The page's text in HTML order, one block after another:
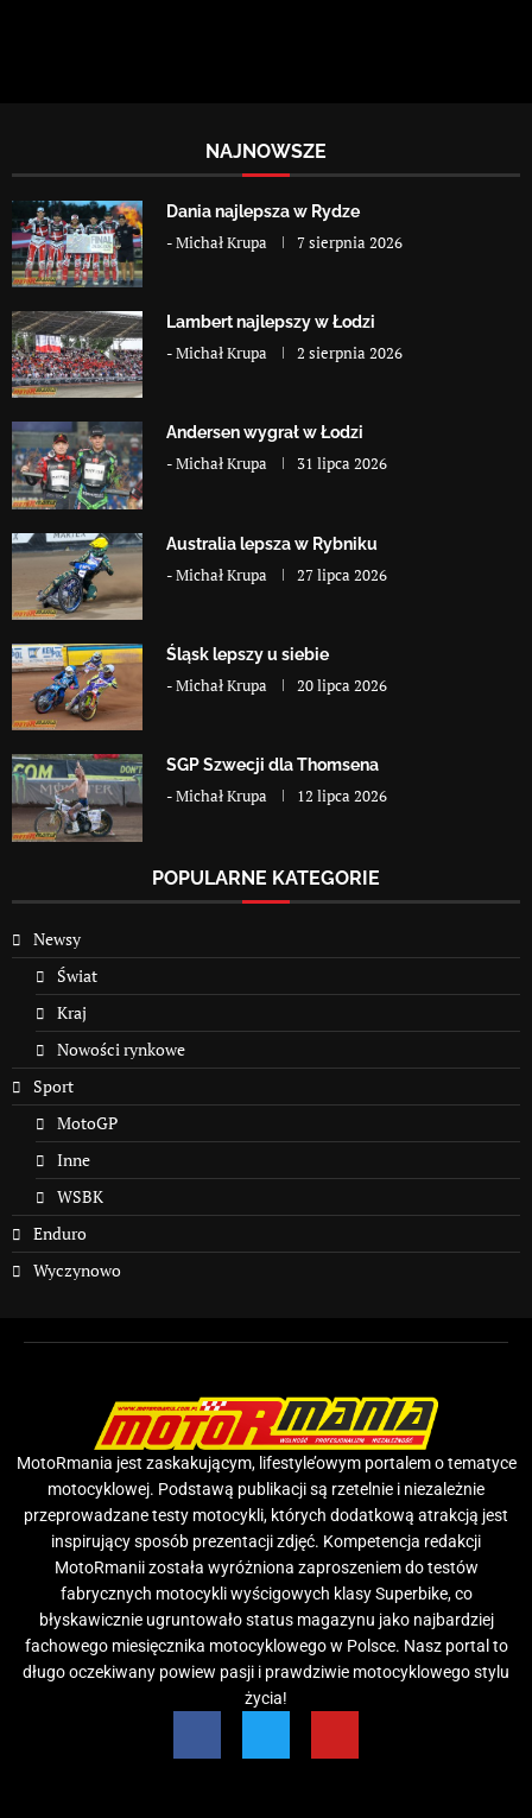
NAJNOWSZE
Dania najlepsza w Rydze
-Michał Krupa 7 sierpnia 2026
Lambert najlepszy w Łodzi
-Michał Krupa 2 sierpnia 2026
Andersen wygrał w Łodzi
-Michał Krupa 31 lipca 2026
Australia lepsza w Rybniku
-Michał Krupa 27 lipca 2026
Śląsk lepszy u siebie
-Michał Krupa 20 lipca 2026
SGP Szwecji dla Thomsena
-Michał Krupa 12 lipca 2026
POPULARNE KATEGORIE
Newsy
Świat
Kraj
Nowości rynkowe
Sport
MotoGP
Inne
WSBK
Enduro
Wyczynowo
MotoRmania jest zaskakującym, lifestyle’owym portalem o tematyce
motocyklowej. Podstawą publikacji są rzetelnie i niezależnie
przeprowadzane testy motocykli, których dodatkową atrakcją jest
inspirujący sposób prezentacji zdjęć. Kompetencja redakcji
MotoRmanii została wyróżniona zaproszeniem do testów
fabrycznych motocykli wyścigowych klasy Superbike, co
błyskawicznie ugruntowało status magazynu jako najbardziej
fachowego miesięcznika motocyklowego w Polsce. Nasz portal to
długo oczekiwany powiew pasji i prawdziwie motocyklowego stylu
życia!